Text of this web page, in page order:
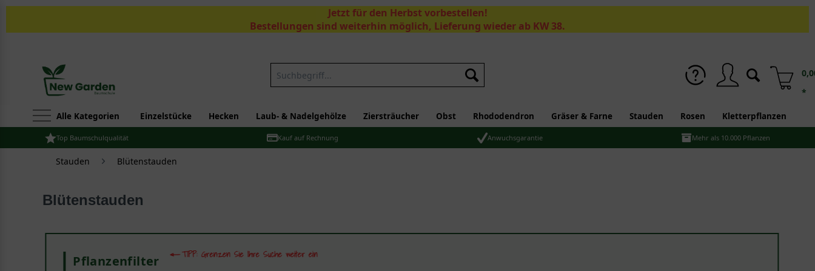
Jetzt für den Herbst vorbestellen!
Bestellungen sind weiterhin möglich, Lieferung wieder ab KW 38.
Suchen
*
Alle Kategorien Einzelstücke Hecken Laub- & Nadelgehölze Ziersträucher Obst Rhododendron Gräser & Farne Stauden Rosen Kletterpflanzen
Top Baumschulqualität Kauf auf Rechnung Anwuchsgarantie Mehr als 10.000 Pflanzen
Stauden Blütenstauden
Blütenstauden
Pflanzenfilter